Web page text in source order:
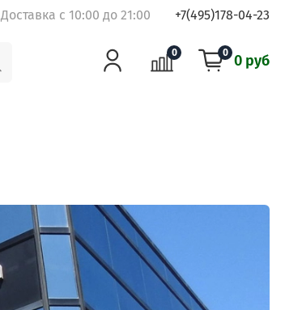
Доставка с 10:00 до 21:00 +7(495)178-04-23
0 0 0 руб